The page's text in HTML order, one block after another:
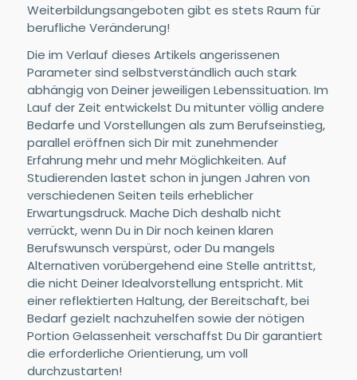
Weiterbildungsangeboten gibt es stets Raum für
berufliche Veränderung!
Die im Verlauf dieses Artikels angerissenen
Parameter sind selbstverständlich auch stark
abhängig von Deiner jeweiligen Lebenssituation. Im
Lauf der Zeit entwickelst Du mitunter völlig andere
Bedarfe und Vorstellungen als zum Berufseinstieg,
parallel eröffnen sich Dir mit zunehmender
Erfahrung mehr und mehr Möglichkeiten. Auf
Studierenden lastet schon in jungen Jahren von
verschiedenen Seiten teils erheblicher
Erwartungsdruck. Mache Dich deshalb nicht
verrückt, wenn Du in Dir noch keinen klaren
Berufswunsch verspürst, oder Du mangels
Alternativen vorübergehend eine Stelle antrittst,
die nicht Deiner Idealvorstellung entspricht. Mit
einer reflektierten Haltung, der Bereitschaft, bei
Bedarf gezielt nachzuhelfen sowie der nötigen
Portion Gelassenheit verschaffst Du Dir garantiert
die erforderliche Orientierung, um voll
durchzustarten!